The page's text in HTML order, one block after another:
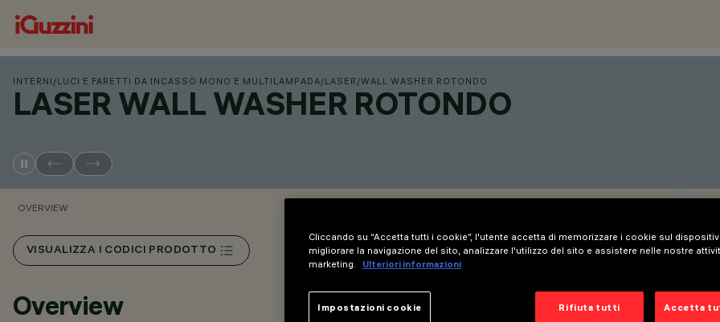
INTERNI /LUCI E FARETTI DA INCASSO MONO E MULTILAMPADA/LASER /WALL WASHER ROTONDO
LASER WALL WASHER ROTONDO
OVERVIEW
VISUALIZZA I CODICI PRODOTTO
Overview
Cliccando su “Accetta tutti i cookie”, l'utente accetta di memorizzare i cookie sul
migliorare la navigazione del sito, analizzare l'utilizzo del sito e assistere nelle nostre
marketing.
Ulteriori informazioni
Rifiuta tutti Accetta
Impostazioni cookie